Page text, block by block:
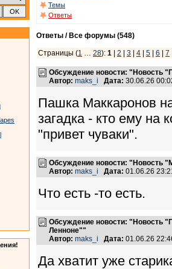
Темы
Ответы
Ответы / Все форумы (548)
Страницы (1 28): 1 | 2 | 3 | 4 | 5 | 6 | 7
Обсуждение новости: "Новость
Автор: maks_i Дата: 30.06.26
Пашка Маккаронов
загадка - кто ему на
"привет чуваки".
Обсуждение новости: "Новость
Автор: maks_i Дата: 01.06.26
Что есть -то есть.
Обсуждение новости: "Новость
Ленноне""
Автор: maks_i Дата: 01.06.26
Да хватит уже